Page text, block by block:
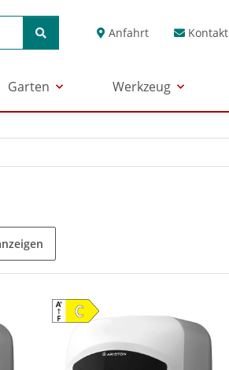
Anfahrt Kontakt
Garten Werkzeug